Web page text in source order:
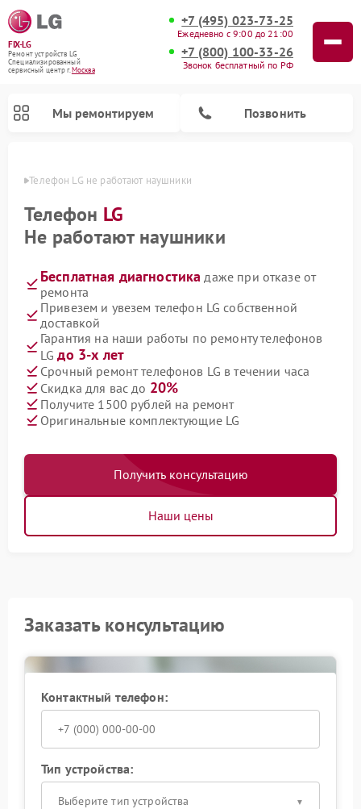
FIX-LG
Ремонт устройств LG
Специализированный
cервисный центр г.Москва
+7 (495) 023-73-25
Ежедневно с 9:00 до 21:00
+7 (800) 100-33-26
Звонок бесплатный по РФ
Мы ремонтируем Позвонить
Телефон LG не работают наушники
Телефон LG
Не работают наушники
Бесплатная диагностика даже при отказе от
ремонта
Привезем и увезем телефон LG собственной
доставкой
Гарантия на наши работы по ремонту телефонов
LGдо 3-х лет
Срочный ремонт телефонов LG в течении часа
Скидка для вас до 20%
Получите 1500 рублей на ремонт
Оригинальные комплектующие LG
Получить консультацию
Наши цены
Заказать консультацию
Контактный телефон:
Тип устройства:
Выберите тип устройства